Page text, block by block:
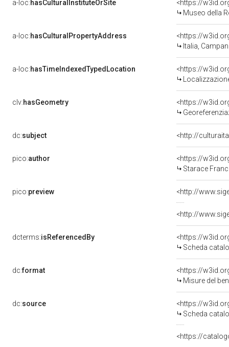
a-loc:hasCulturalInstituteOrSite
<https://
Museo della
a-loc:hasCulturalPropertyAddress
<https://
Italia,
a-loc:hasTimeIndexedTypedLocation
<https://
clv:hasGeometry
<https://
dc:subject <http://
pico:author
<https://
Starace
pico:preview
dcterms:isReferencedBy
<https://
Scheda
dc:format
<https://
Misure del
dc:source
<https://
Scheda
<https://